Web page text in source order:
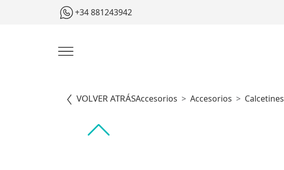
+34 881243942
VOLVER ATRÁSAccesorios Accesorios Calcetines